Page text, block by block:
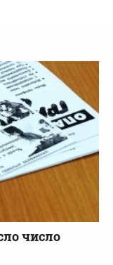
число